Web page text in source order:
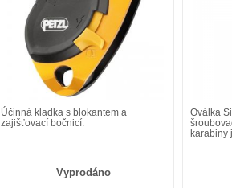
Účinná kladka s blokantem a
zajišťovací bočnicí.
Vyprodáno
Oválka
karabiny